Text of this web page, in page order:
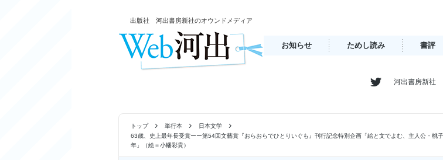
出版社 河出書房新社のオウンドメディア
お知らせ ためし読み 書評
河出書房新社
トップ 単行本
日本文学
63歳、史上最年長受賞ーー第54回文藝賞『おらおらでひとりいぐも』刊行記念特別企画「絵と文でよむ、主人公・桃
年」（絵＝小幡彩貴）